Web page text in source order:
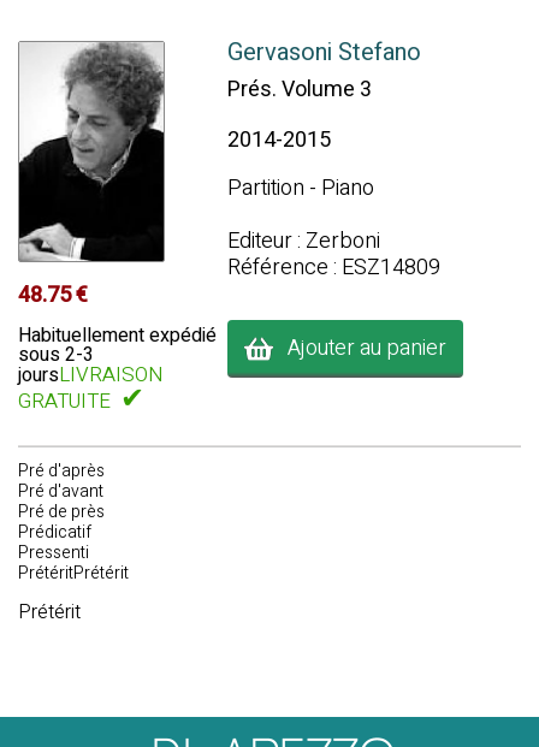
48.75 €
Habituellement expédié
sous 2-3
joursLIVRAISON
GRATUITE ✔
Gervasoni Stefano
Prés. Volume 3
2014-2015
Partition - Piano
Editeur : Zerboni
Référence : ESZ14809
Ajouter au panier
Pré d'après
Pré d'avant
Pré de près
Prédicatif
Pressenti
PrétéritPrétérit
Prétérit